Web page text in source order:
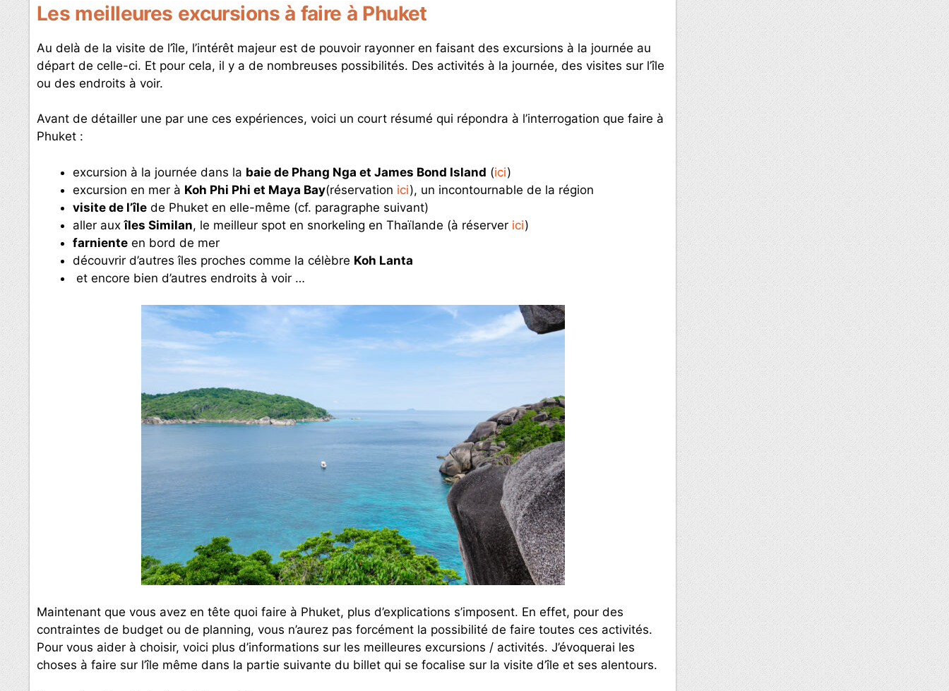
Les meilleures excursions à faire à Phuket
Au delà de la visite de l’île, l’intérêt majeur est de pouvoir rayonner en faisant des excursions à la journée au
départ de celle-ci. Et pour cela, il y a de nombreuses possibilités. Des activités à la journée, des visites sur l’île
ou des endroits à voir.
Avant de détailler une par une ces expériences, voici un court résumé qui répondra à l’interrogation que faire à
Phuket :
excursion à la journée dans la baie de Phang Nga et James Bond Island (ici)
excursion en mer à Koh Phi Phi et Maya Bay(réservation ici), un incontournable de la région
visite de l’île de Phuket en elle-même (cf. paragraphe suivant)
aller auxîles Similan, le meilleur spot en snorkeling en Thaïlande (à réserver ici)
farniente en bord de mer
découvrir d’autres îles proches comme la célèbre Koh Lanta
et encore bien d’autres endroits à voir …
Maintenant que vous avez en tête quoi faire à Phuket, plus d’explications s’imposent. En effet, pour des
contraintes de budget ou de planning, vous n’aurez pas forcément la possibilité de faire toutes ces activités.
Pour vous aider à choisir, voici plus d’informations sur les meilleures excursions / activités. J’évoquerai les
choses à faire sur l’île même dans la partie suivante du billet qui se focalise sur la visite d’île et ses alentours.